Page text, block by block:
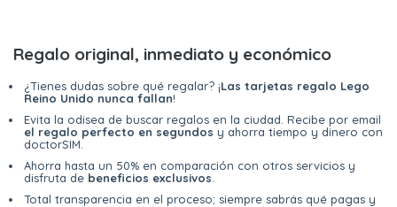
Regalo original, inmediato y económico
¿Tienes dudas sobre qué regalar? ¡Las tarjetas regalo Lego
Reino Unido nunca fallan!
Evita la odisea de buscar regalos en la ciudad. Recibe por email
el regalo perfecto en segundos y ahorra tiempo y dinero con
doctorSIM.
Ahorra hasta un 50% en comparación con otros servicios y
disfruta de beneficios exclusivos
Total transparencia en el proceso; siempre sabrás qué pagas y